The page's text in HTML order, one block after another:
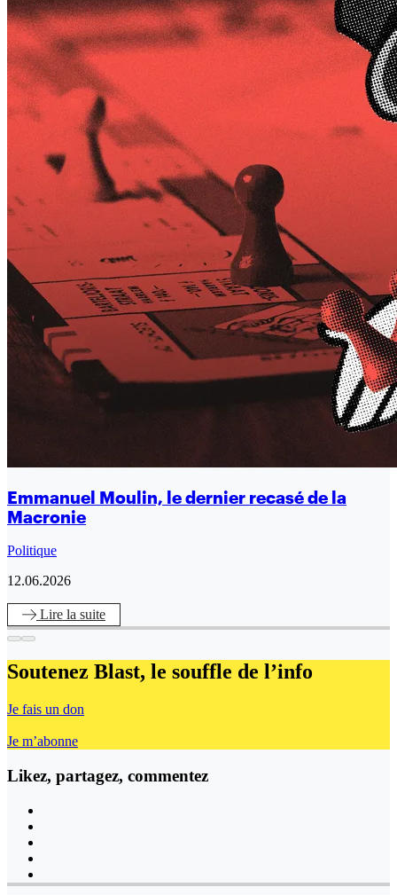
Emmanuel Moulin, le dernier recasé de la
Macronie
Politique
12.06.2026
Lire la suite
Soutenez Blast, le souffle de l’info
Je fais un don
Je m’abonne
Likez, partagez, commentez